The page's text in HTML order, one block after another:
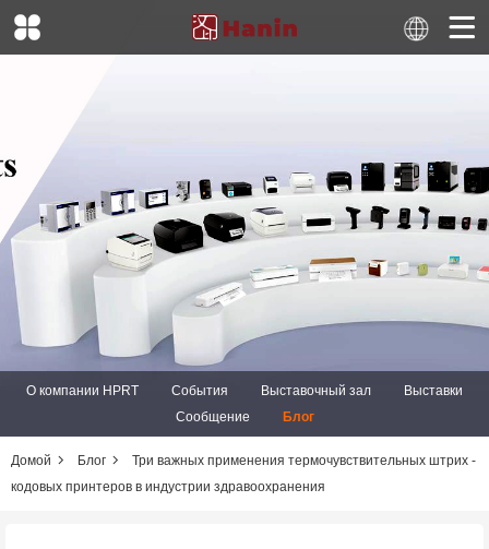
О компании HPRT События Выставочный зал
Выставки
Сообщение
Блог
Домой Блог
Три важных применения термочувствительных штрих -
кодовых принтеров в индустрии здравоохранения